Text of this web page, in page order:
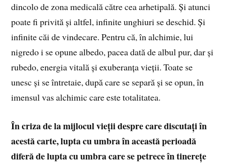
dincolo de zona medicală către cea arhetipală. Și atunci
poate fi privită și altfel, infinite unghiuri se deschid. Și
infinite căi de vindecare. Pentru că, în alchimie, lui
nigredo i se opune albedo, pacea dată de albul pur, dar și
rubedo, energia vitală și exuberanța vieții. Toate se
unesc și se întretaie, după care se separă și se opun, în
imensul vas alchimic care este totalitatea.
În criza de la mijlocul vieții despre care discutați în
acestă carte, lupta cu umbra în această perioadă
diferă de lupta cu umbra care se petrece în tinerețe